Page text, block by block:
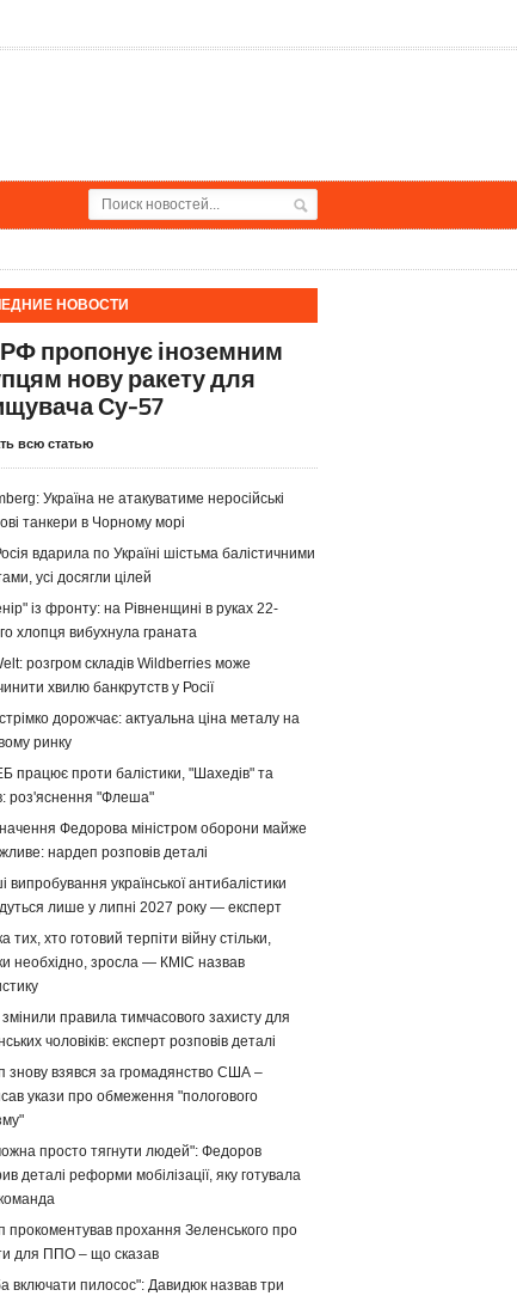
НОВОСТИ
пропонує іноземним
нову ракету для
Су-57
всю статью
Україна не атакуватиме неросійські
танкери в Чорному морі
вдарила по Україні шістьма балістичними
усі досягли цілей
із фронту: на Рівненщині в руках 22-
хлопця вибухнула граната
розгром складів Wildberries може
хвилю банкрутств у Росії
дорожчає: актуальна ціна металу на
ринку
працює проти балістики, "Шахедів" та
роз'яснення "Флеша"
Федорова міністром оборони майже
нардеп розповів деталі
випробування української антибалістики
лише у липні 2027 року — експерт
тих, хто готовий терпіти війну стільки,
необхідно, зросла — КМІС назвав
правила тимчасового захисту для
чоловіків: експерт розповів деталі
знову взявся за громадянство США –
укази про обмеження "пологового
просто тягнути людей": Федоров
деталі реформи мобілізації, яку готувала
прокоментував прохання Зеленського про
для ППО – що сказав
включати пилосос": Давидюк назвав три